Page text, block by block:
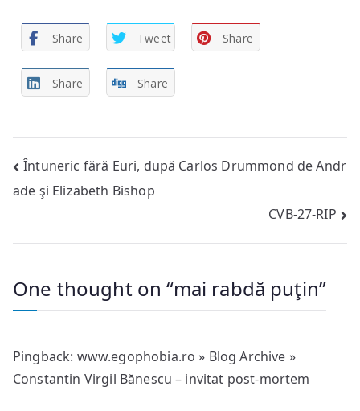
Share Tweet Share
Share Share
Post
navigation
Întuneric fără Euri, după Carlos Drummond de Andr
ade şi Elizabeth Bishop
CVB-27-RIP
One thought on “mai rabdă puţin”
Pingback: www.egophobia.ro » Blog Archive »
Constantin Virgil Bănescu – invitat post-mortem